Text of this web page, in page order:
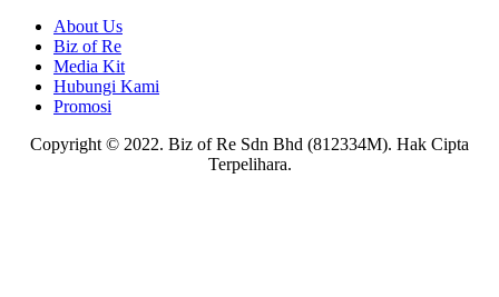
About Us
Biz of Re
Media Kit
Hubungi Kami
Promosi
Copyright © 2022. Biz of Re Sdn Bhd (812334M). Hak Cipta
Terpelihara.